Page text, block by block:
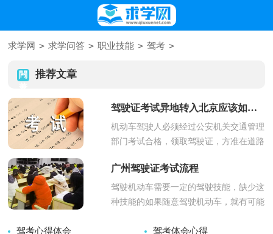
求学网 > 求学问答 > 职业技能 > 驾考 >
推荐文章
驾驶证考试异地转入北京应该如何办理
机动车驾驶人必须经过公安机关交通管理
部门考试合格，领取驾驶证，方准在道路
广州驾驶证考试流程
驾驶机动车需要一定的驾驶技能，缺少这
种技能的如果随意驾驶机动车，就有可能
驾考心得体会 驾考体会心得